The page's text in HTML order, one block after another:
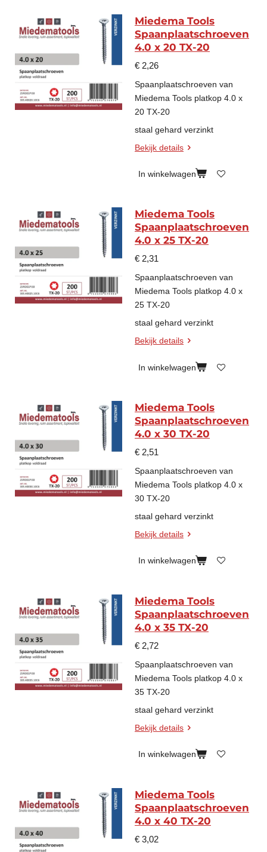
Miedema Tools
Spaanplaatschroeven
4.0 x 20 TX-20
€ 2,26
Spaanplaatschroeven van
Miedema Tools platkop 4.0 x
20 TX-20
staal gehard verzinkt
Bekijk details
In winkelwagen
Miedema Tools
Spaanplaatschroeven
4.0 x 25 TX-20
€ 2,31
Spaanplaatschroeven van
Miedema Tools platkop 4.0 x
25 TX-20
staal gehard verzinkt
Bekijk details
In winkelwagen
Miedema Tools
Spaanplaatschroeven
4.0 x 30 TX-20
€ 2,51
Spaanplaatschroeven van
Miedema Tools platkop 4.0 x
30 TX-20
staal gehard verzinkt
Bekijk details
In winkelwagen
Miedema Tools
Spaanplaatschroeven
4.0 x 35 TX-20
€ 2,72
Spaanplaatschroeven van
Miedema Tools platkop 4.0 x
35 TX-20
staal gehard verzinkt
Bekijk details
In winkelwagen
Miedema Tools
Spaanplaatschroeven
4.0 x 40 TX-20
€ 3,02